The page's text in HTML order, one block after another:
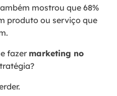
mostrou que 68%
produto ou serviço que
fazer marketing no